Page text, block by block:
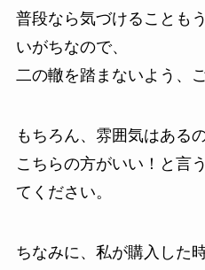
普段なら気づけることも
いがちなので、
二の轍を踏まないよう、
もちろん、雰囲気はある
こちらの方がいい！と言
てください。
ちなみに、私が購入した時